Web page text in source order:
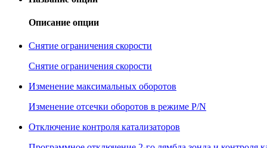
Описание опции
Снятие ограничения скорости
Снятие ограничения скорости
Изменение максимальных оборотов
Изменение отсечки оборотов в режиме P/N
Отключение контроля катализаторов